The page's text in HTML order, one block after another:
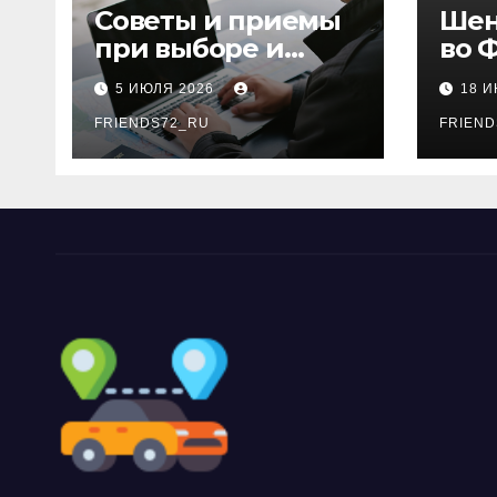
Советы и приемы
при выборе и
бронировании
авиабилетов
5 ИЮЛЯ 2026
FRIENDS72_RU
во
18